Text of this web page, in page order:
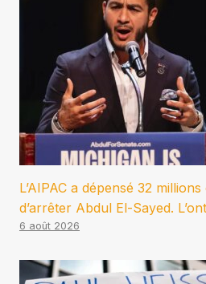
L’AIPAC a dépensé 32
d’arrêter Abdul El-Sayed.
6 août 2026